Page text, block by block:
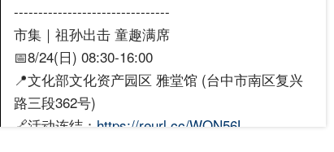
--------------------------------
市集｜祖孙出击 童趣满席
📅8/24(日) 08:30-16:00
📍文化部文化资产园区 雅堂馆 (台中市南区复兴
路三段362号)
🔗活动连结： https://reurl.cc/WON56L